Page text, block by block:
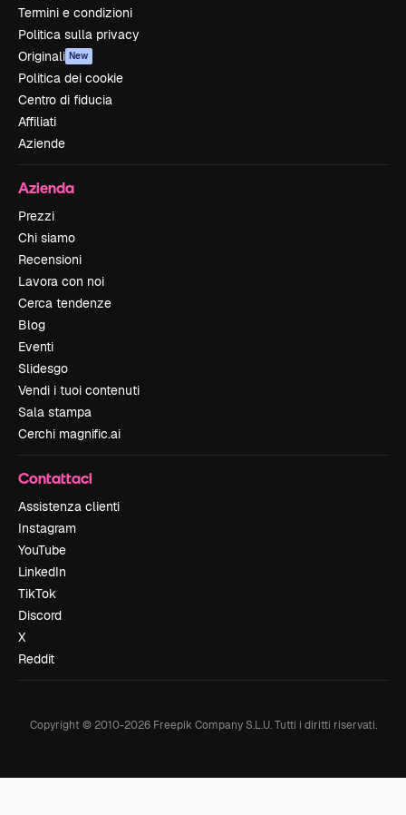
Termini e condizioni
Politica sulla privacy
Originali New
Politica dei cookie
Centro di fiducia
Affiliati
Aziende
Azienda
Prezzi
Chi siamo
Recensioni
Lavora con noi
Cerca tendenze
Blog
Eventi
Slidesgo
Vendi i tuoi contenuti
Sala stampa
Cerchi magnific.ai
Contattaci
Assistenza clienti
Instagram
YouTube
LinkedIn
TikTok
Discord
X
Reddit
Copyright © 2010-2026Freepik Company S.L.U. Tutti i diritti riservati.